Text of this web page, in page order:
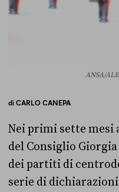
ANSA/
diCARLO CANEPA
Nei primi sette mesi
del Consiglio
dei partiti di
serie di